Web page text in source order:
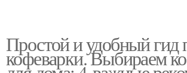
Простой и удобный гид
кофеварки. Выбираем